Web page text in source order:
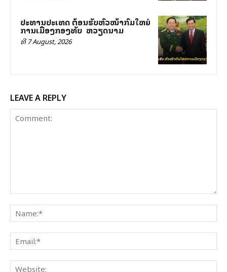
ປະທານປະເທດ ຕ້ອນຮັບຫົວໜ້າກົມໃຫຍ່
ການເມືອງກອງທັບ ສສ ຫວຽດນາມ
ທີ 7 August, 2026
LEAVE A REPLY